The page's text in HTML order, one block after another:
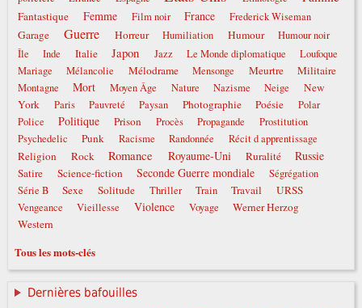
Fantastique Femme Film noir France Frederick Wiseman
Garage Guerre Horreur Humiliation Humour
Humour noir
Île
Inde Italie Japon Jazz Le Monde diplomatique
Loufoque
Mariage
Mélancolie Mélodrame Mensonge Meurtre Militaire
Montagne Mort Moyen Âge Nature Nazisme Neige
New
York
Paris Pauvreté Paysan Photographie Poésie
Polar
Police
Politique Prison Procès Propagande
Prostitution
Psychedelic
Punk Racisme Randonnée Récit d apprentissage
Religion Rock Romance Royaume-Uni Ruralité Russie
Satire Science-fiction Seconde Guerre mondiale
Ségrégation
Série B
Sexe Solitude Thriller Train Travail URSS
Vengeance Vieillesse Violence Voyage
Werner Herzog
Western
Tous les mots-clés
Dernières bafouilles